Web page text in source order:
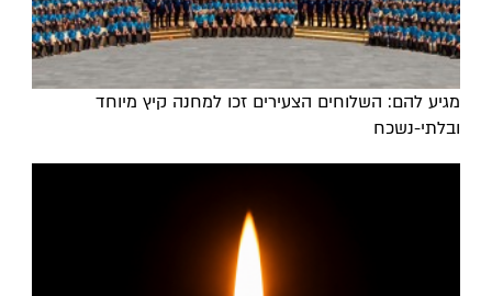
מגיע להם: השלוחים הצעירים זכו למחנה קיץ מיוחד
ובלתי-נשכח